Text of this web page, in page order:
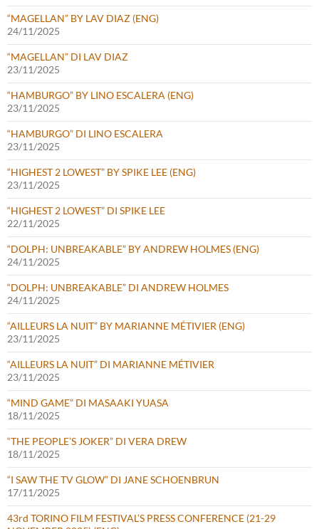
“MAGELLAN” BY LAV DIAZ (ENG)
24/11/2025
“MAGELLAN” DI LAV DIAZ
23/11/2025
“HAMBURGO” BY LINO ESCALERA (ENG)
23/11/2025
“HAMBURGO” DI LINO ESCALERA
23/11/2025
“HIGHEST 2 LOWEST” BY SPIKE LEE (ENG)
23/11/2025
“HIGHEST 2 LOWEST” DI SPIKE LEE
22/11/2025
“DOLPH: UNBREAKABLE” BY ANDREW HOLMES (ENG)
24/11/2025
“DOLPH: UNBREAKABLE” DI ANDREW HOLMES
24/11/2025
“AILLEURS LA NUIT” BY MARIANNE MÉTIVIER (ENG)
23/11/2025
“AILLEURS LA NUIT” DI MARIANNE MÉTIVIER
23/11/2025
“MIND GAME” DI MASAAKI YUASA
18/11/2025
“THE PEOPLE’S JOKER” DI VERA DREW
18/11/2025
“I SAW THE TV GLOW” DI JANE SCHOENBRUN
17/11/2025
43rd TORINO FILM FESTIVAL’S PRESS CONFERENCE (21-29